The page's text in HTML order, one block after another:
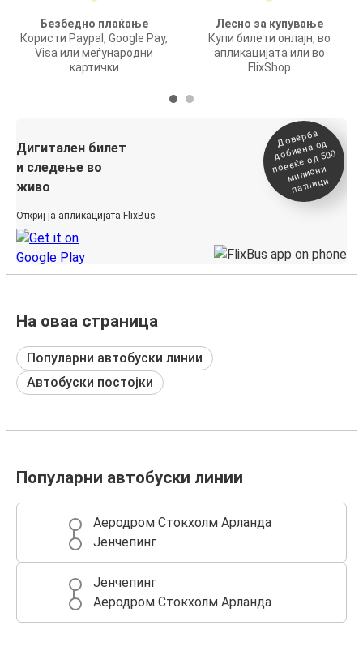
Безбедно плаќање
Користи Paypal, Google Pay,
Visa или меѓународни
картички
Лесно за купување
Купи билети онлајн, во
апликацијата или во
FlixShop
Дигитален билет
и следење во
живо
Откриј ја апликацијата FlixBus
Доверба
добиена о
д
повеќе о
д 500
милиони
патници
На оваа страница
Популарни автобуски линии
Автобуски постојки
Популарни автобуски линии
Аеродром Стокхолм Арланда
Јенчепинг
Јенчепинг
Аеродром Стокхолм Арланда